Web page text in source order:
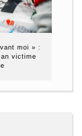
moi » :
victime